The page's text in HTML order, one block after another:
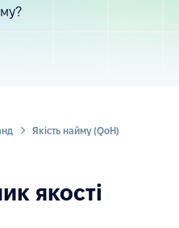
Якість найму (QoH)
якості